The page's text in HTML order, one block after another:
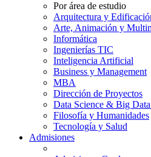
Por área de estudio
Arquitectura y
Arte, Animación y
Informática
Ingenierías TIC
Inteligencia Artificial
Business y Management
MBA
Dirección de Proyectos
Data Science & Big
Filosofía y Humanidades
Tecnología y Salud
Admisiones